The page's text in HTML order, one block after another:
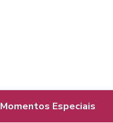
Momentos Especiais